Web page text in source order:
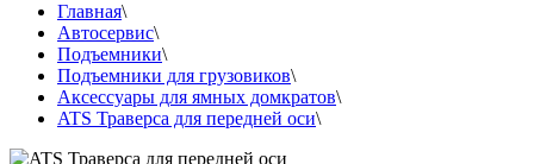
Главная\
Автосервис\
Подъемники\
Подъемники для грузовиков\
Аксессуары для ямных домкратов\
ATS Траверса для передней оси\